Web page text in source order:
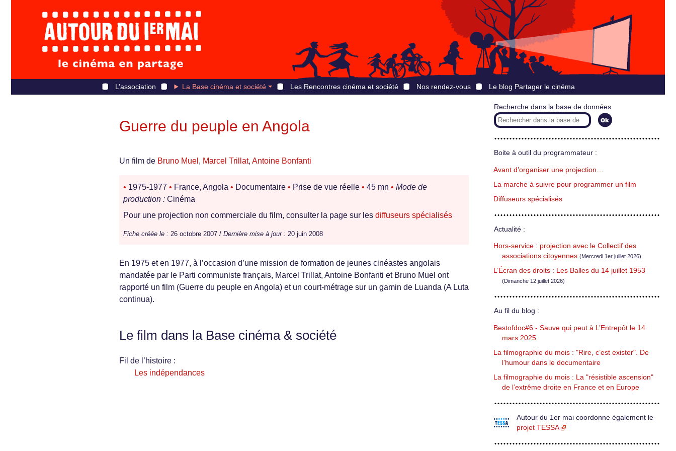
L’association La Base cinéma et société Les Rencontres cinéma et société Nos rendez-vous Le blog Partager le cinéma
Guerre du peuple en Angola
Un film de Bruno Muel , Marcel Trillat, Antoine Bonfanti
• 1975-1977 • France, Angola • Documentaire • Prise de vue réelle • 45 mn • Mode de
production : Cinéma
Pour une projection non commerciale du film, consulter la page sur les diffuseurs spécialisés
Fiche créée le : 26 octobre 2007 / Dernière mise à jour : 20 juin 2008
En 1975 et en 1977, à l’occasion d’une mission de formation de jeunes cinéastes angolais
mandatée par le Parti communiste français, Marcel Trillat, Antoine Bonfanti et Bruno Muel ont
rapporté un film (Guerre du peuple en Angola) et un court-métrage sur un gamin de Luanda (A Luta
continua).
Le film dans la Base cinéma & société
Fil de l’histoire :
Les indépendances
Recherche dans la base de données
Boite à outil du programmateur :
Avant d’organiser une projection…
La marche à suivre pour programmer un film
Diffuseurs spécialisés
Actualité :
Hors-service : projection avec le Collectif des
associations citoyennes (Mercredi 1er juillet 2026)
L’Écran des droits : Les Balles du 14 juillet 1953
(Dimanche 12 juillet 2026)
Au fil du blog :
Bestofdoc#6 - Sauve qui peut à L’Entrepôt le 14
mars 2025
La filmographie du mois : "Rire, c’est exister". De
l’humour dans le documentaire
La filmographie du mois : La "résistible ascension"
de l’extrême droite en France et en Europe
Autour du 1er mai coordonne également le
projet TESSA